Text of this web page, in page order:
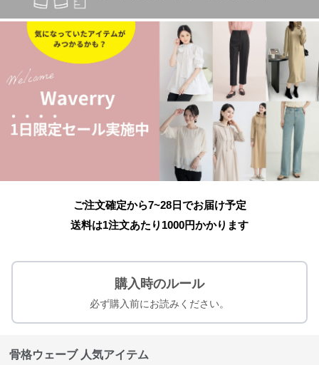
ご注文確定から7~28日でお届け予定
送料は1注文あたり 1000円かかります
購入時のルール
必ず購入前にお読みください。
骨格ウェーブ 人気アイテム